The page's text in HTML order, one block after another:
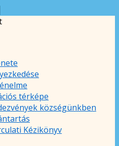
térképe
községünkben
Kézikönyv